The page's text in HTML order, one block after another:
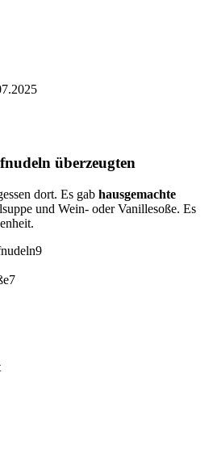
überzeugten
dort. Es gab hausgemachte
und Wein- oder Vanillesoße. Es
9
7